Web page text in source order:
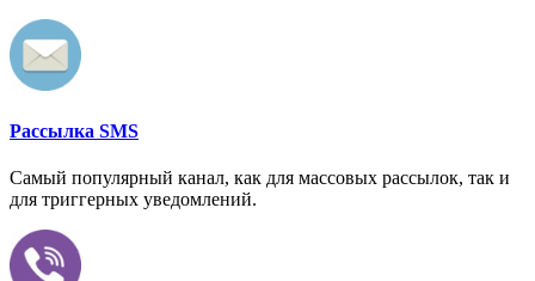
Рассылка SMS
Самый популярный канал, как для массовых рассылок, так и
для триггерных уведомлений.